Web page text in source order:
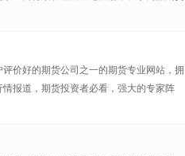
注册资金1亿元人民币。
价好的期货公司之一的期货专业网站，拥
报道，期货投资者必看，强大的专家阵